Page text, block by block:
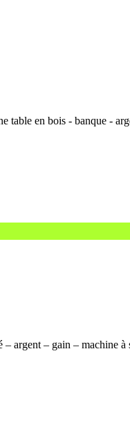
table en bois - banque -
– argent – gain – machine